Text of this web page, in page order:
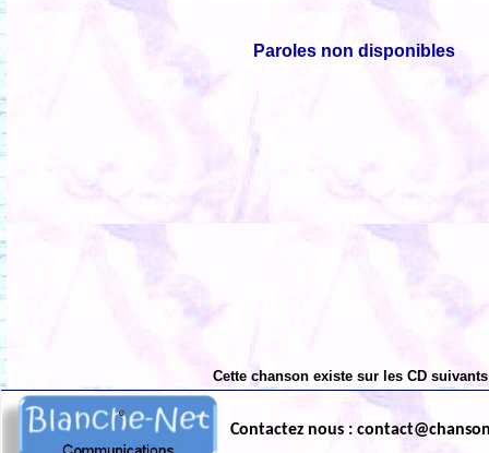
Paroles non disponibles
Cette chanson existe sur les CD
Contactez nous :